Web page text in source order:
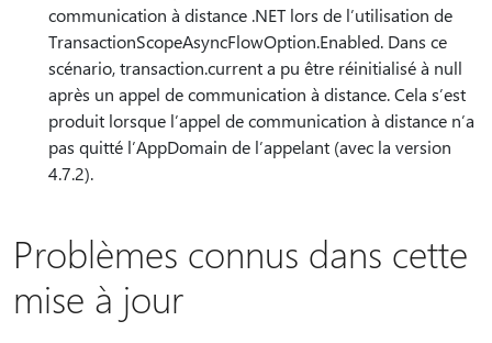
communication à distance .NET lors de l’utilisation de
TransactionScopeAsyncFlowOption.Enabled. Dans ce
scénario, transaction.current a pu être réinitialisé à null
après un appel de communication à distance. Cela s’est
produit lorsque l’appel de communication à distance n’a
pas quitté l’AppDomain de l’appelant (avec la version
4.7.2).
Problèmes connus dans cette
mise à jour